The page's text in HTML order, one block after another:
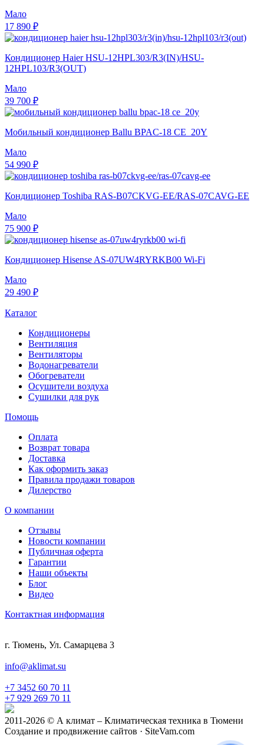
Мало
17 890 ₽
Кондиционер Haier HSU-12HPL303/R3(IN)/HSU-
12HPL103/R3(OUT)
Мало
39 700 ₽
Мобильный кондиционер Ballu BPAC-18 CE_20Y
Мало
54 990 ₽
Кондиционер Toshiba RAS-B07CKVG-EE/RAS-07CAVG-EE
Мало
75 900 ₽
Кондиционер Hisense AS-07UW4RYRKB00 Wi-Fi
Мало
29 490 ₽
Каталог
Кондиционеры
Вентиляция
Вентиляторы
Водонагреватели
Обогреватели
Осушители воздуха
Сушилки для рук
Помощь
Оплата
Возврат товара
Доставка
Как оформить заказ
Правила продажи товаров
Дилерство
О компании
Отзывы
Новости компании
Публичная оферта
Гарантии
Наши объекты
Блог
Видео
Контактная информация
г. Тюмень, Ул. Самарцева 3
info@aklimat.su
+7 3452 60 70 11
+7 929 269 70 11
2011-2026 © А климат – Климатическая техника в Тюмени
Создание и продвижение сайтов · SiteVam.com